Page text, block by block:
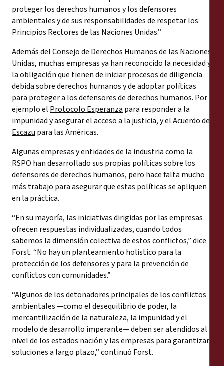
proteger los derechos humanos y los defensores
ambientales y de sus responsabilidades de respetar los
Principios Rectores de las Naciones Unidas.”
Además del Consejo de Derechos Humanos de las Naciones
Unidas, muchas empresas ya han reconocido la necesidad y
la obligación que tienen de iniciar procesos de diligencia
debida sobre derechos humanos y de adoptar políticas
para proteger a los defensores de derechos humanos. Por
ejemplo el Protocolo Esperanza para responder a la
impunidad y asegurar el acceso a la justicia, y elAcuerdo de
Escazu para las Américas.
Algunas empresas y entidades de la industria como la
RSPO han desarrollado sus propias políticas sobre los
defensores de derechos humanos, pero hace falta mucho
más trabajo para asegurar que estas políticas se apliquen
en la práctica.
“En su mayoría, las iniciativas dirigidas por las empresas
ofrecen respuestas individualizadas, cuando todos
sabemos la dimensión colectiva de estos conflictos,” dice
Forst. “No hay un planteamiento holístico para la
protección de los defensores y para la prevención de
conflictos con comunidades.”
“Algunos de los detonadores principales de los conflictos
ambientales —como el desequilibrio de poder, la
mercantilización de la naturaleza, la impunidad y el
modelo de desarrollo imperante— deben ser atendidos al
nivel de los estados nación y las empresas para garantizar
soluciones a largo plazo,” continuó Forst.